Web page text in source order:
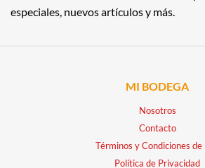
especiales, nuevos artículos y más.
MI BODEGA
Nosotros
Contacto
Términos y Condiciones de
Política de Privacidad